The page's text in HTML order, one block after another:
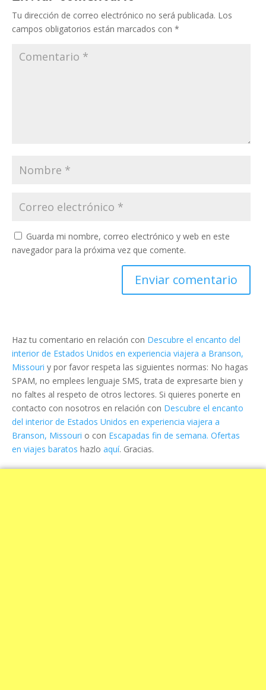
Tu dirección de correo electrónico no será publicada. Los
campos obligatorios están marcados con *
Guarda mi nombre, correo electrónico y web en este
navegador para la próxima vez que comente.
Haz tu comentario en relación con Descubre el encanto del
interior de Estados Unidos en experiencia viajera a Branson,
Missouri y por favor respeta las siguientes normas: No hagas
SPAM, no emplees lenguaje SMS, trata de expresarte bien y
no faltes al respeto de otros lectores. Si quieres ponerte en
contacto con nosotros en relación con Descubre el encanto
del interior de Estados Unidos en experiencia viajera a
Branson, Missouri o con Escapadas fin de semana. Ofertas
en viajes baratos hazlo aquí. Gracias.